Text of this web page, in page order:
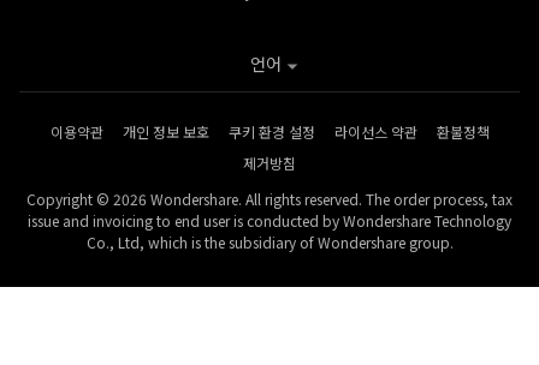
이용약관 개인 정보 보호 쿠키 환경 설정 라이선스 약관
환불정책
제거방침
Copyright © 2026 Wondershare. All rights reserved. The order process, tax
issue and invoicing to end user is conducted by Wondershare Technology
Co., Ltd, which is the subsidiary of Wondershare group.
언어